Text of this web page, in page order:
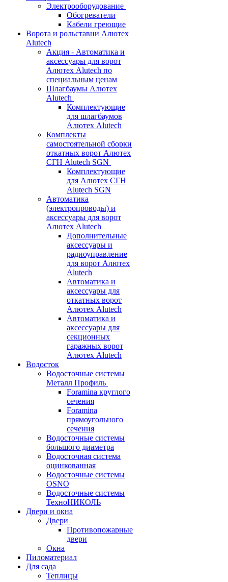
Электрооборудование
Обогреватели
Кабели греющие
Ворота и рольставни Алютех
Alutech
Акция - Автоматика и
аксессуары для ворот
Алютех Alutech по
специальным ценам
Шлагбаумы Алютех
Alutech
Комплектующие
для шлагбаумов
Алютех Alutech
Комплекты
самостоятельной сборки
откатных ворот Алютех
СГН Alutech SGN
Комплектующие
для Алютех СГН
Alutech SGN
Автоматика
(электропроводы) и
аксессуары для ворот
Алютех Alutech
Дополнительные
аксессуары и
радиоуправление
для ворот Алютех
Alutech
Автоматика и
аксессуары для
откатных ворот
Алютех Alutech
Автоматика и
аксессуары для
секционных
гаражных ворот
Алютех Alutech
Водосток
Водосточные системы
Металл Профиль
Foramina круглого
сечения
Foramina
прямоугольного
сечения
Водосточные системы
большого диаметра
Водосточная система
оцинкованная
Водосточные системы
OSNO
Водосточные системы
ТехноНИКОЛЬ
Двери и окна
Двери
Противопожарные
двери
Окна
Пиломатериал
Для сада
Теплицы